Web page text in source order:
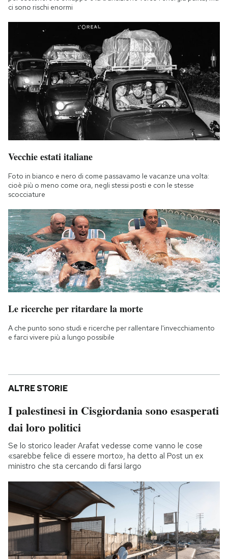
ci sono rischi enormi
Vecchie estati italiane
Foto in bianco e nero di come passavamo le vacanze una volta:
cioè più o meno come ora, negli stessi posti e con le stesse
scocciature
Le ricerche per ritardare la morte
A che punto sono studi e ricerche per rallentare l'invecchiamento
e farci vivere più a lungo possibile
ALTRE STORIE
I palestinesi in Cisgiordania sono esasperati
dai loro politici
Se lo storico leader Arafat vedesse come vanno le cose
«sarebbe felice di essere morto», ha detto al Post un ex
ministro che sta cercando di farsi largo